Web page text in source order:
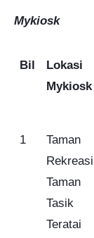
Mykiosk
Bil
Lokasi
Mykiosk
1
Taman
Rekreasi
Taman
Tasik
Teratai